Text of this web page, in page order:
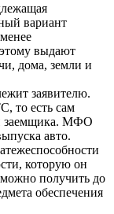
вариант
выдают
дома, земли и
заявителю.
то есть сам
заемщика. МФО
авто.
которую он
можно получить до
обеспечения